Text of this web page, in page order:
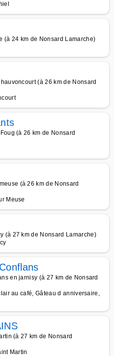
(à 24 km de Nonsard Lamarche)
(à 26 km de Nonsard
(à 26 km de Nonsard
(à 26 km de Nonsard
Meuse
(à 27 km de Nonsard Lamarche)
en jarnisy (à 27 km de Nonsard
au café, Gâteau d anniversaire,
(à 27 km de Nonsard
Martin